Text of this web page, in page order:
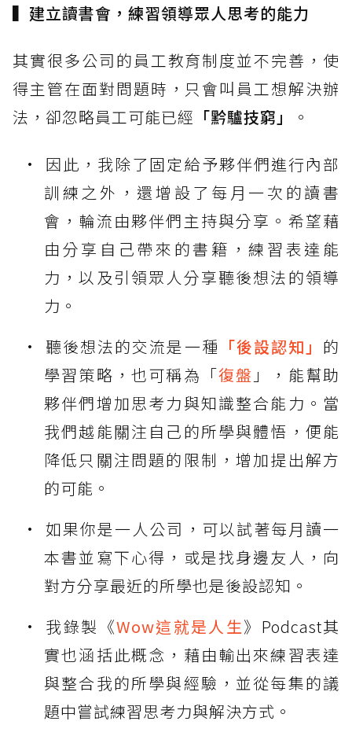
▍建立讀書會，練習領導眾人思考的能力
其實很多公司的員工教育制度並不完善，使
得主管在面對問題時，只會叫員工想解決辦
法，卻忽略員工可能已經 「黔驢技窮」 。
因此，我除了固定給予夥伴們進行內部
訓練之外，還增設了每月一次的讀書
會，輪流由夥伴們主持與分享。希望藉
由分享自己帶來的書籍，練習表達能
力，以及引領眾人分享聽後想法的領導
力。
聽後想法的交流是一種 「後設認知」 的
學習策略，也可稱為「復盤 」，能幫助
夥伴們增加思考力與知識整合能力。當
我們越能關注自己的所學與體悟，便能
降低只關注問題的限制，增加提出解方
的可能。
如果你是一人公司，可以試著每月讀一
本書並寫下心得，或是找身邊友人，向
對方分享最近的所學也是後設認知。
我錄製《Wow這就是人生》Podcast其
實也涵括此概念，藉由輸出來練習表達
與整合我的所學與經驗，並從每集的議
題中嘗試練習思考力與解決方式。